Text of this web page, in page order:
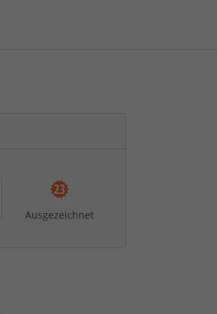
Ausgezeichnet